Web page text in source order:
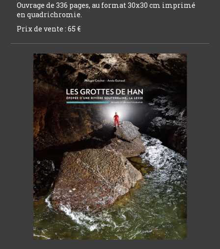
Ouvrage de 336 pages, au format 30x30 cm imprimé
en quadrichromie.
Prix de vente : 65 €